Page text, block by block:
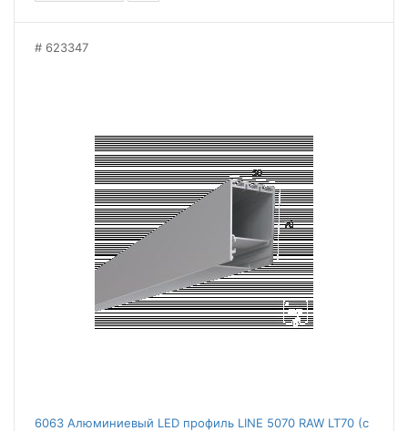
623347
6063 Алюминиевый LED профиль LINE 5070 RAW LT70 (с